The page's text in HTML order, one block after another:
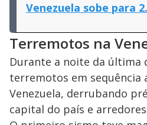
Venezuela sobe para
Terremotos na
Durante a noite da última
terremotos em sequência
Venezuela, derrubando
capital do país e